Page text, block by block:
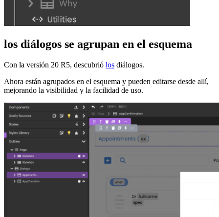
los diálogos se agrupan en el esquema
Con la versión 20 R5, descubrió los diálogos.
Ahora están agrupados en el esquema y pueden editarse desde allí,
mejorando la visibilidad y la facilidad de uso.